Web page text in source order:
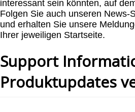
interessant sein könnten, auf
Folgen Sie auch unseren News-
und erhalten Sie unsere
Ihrer jeweiligen Startseite.
Support
Produktupdates